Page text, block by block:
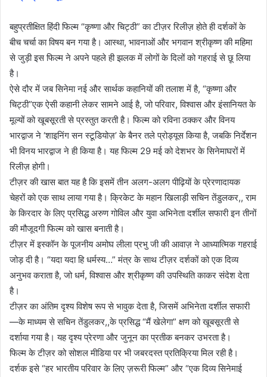
बहुप्रतीक्षित हिंदी फिल्म “कृष्णा और चिट्ठी” का टीज़र रिलीज़ होते ही दर्शकों के
बीच चर्चा का विषय बन गया है। आस्था, भावनाओं और भगवान श्रीकृष्ण की महिमा
से जुड़ी इस फिल्म ने अपने पहले ही झलक में लोगों के दिलों को गहराई से छू लिया
है।
ऐसे दौर में जब सिनेमा नई और सार्थक कहानियों की तलाश में है, “कृष्णा और
चिट्ठी”एक ऐसी कहानी लेकर सामने आई है, जो परिवार, विश्वास और इंसानियत के
मूल्यों को खूबसूरती से प्रस्तुत करती है। फिल्म को रविना ठक्कर और विनय
भारद्वाज ने ‘शाइनिंग सन स्टूडियोज़’ के बैनर तले प्रोड्यूस किया है, जबकि निर्देशन
भी विनय भारद्वाज ने ही किया है। यह फिल्म 29 मई को देशभर के सिनेमाघरों में
रिलीज़ होगी।
टीज़र की खास बात यह है कि इसमें तीन अलग-अलग पीढ़ियों के प्रेरणादायक
चेहरों को एक साथ लाया गया है। क्रिकेट के महान खिलाड़ी सचिन तेंडुलकर,, राम
के किरदार के लिए प्रसिद्ध अरुण गोविल और युवा अभिनेता दर्शील सफारी इन तीनों
की मौजूदगी फिल्म को खास बनाती है।
टीज़र में इस्कॉन के पूजनीय अमोघ लीला प्रभु जी की आवाज़ ने आध्यात्मिक गहराई
जोड़ दी है। “यदा यदा हि धर्मस्य…” मंत्र के साथ टीज़र दर्शकों को एक दिव्य
अनुभव कराता है, जो धर्म, विश्वास और श्रीकृष्ण की उपस्थिति काकर संदेश देता
है।
टीज़र का अंतिम दृश्य विशेष रूप से भावुक देता है, जिसमें अभिनेता दर्शील सफारी
—के माध्यम से सचिन तेंडुलकर,,के प्रसिद्ध “मैं खेलेगा” क्षण को खूबसूरती से
दर्शाया गया है। यह दृश्य प्रेरणा और जुनून का प्रतीक बनकर उभरता है।
फिल्म के टीज़र को सोशल मीडिया पर भी जबरदस्त प्रतिक्रिया मिल रही है।
दर्शक इसे “हर भारतीय परिवार के लिए ज़रूरी फिल्म” और “एक दिव्य सिनेमाई